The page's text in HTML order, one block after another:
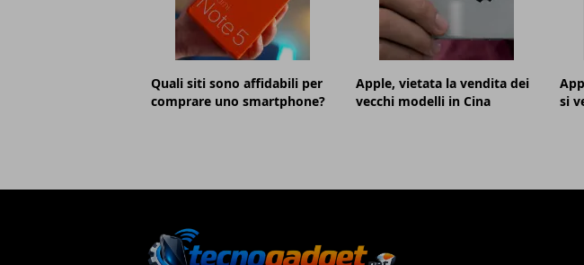
Quali siti sono affidabili per
comprare uno smartphone?
Apple, vietata la vendita dei
vecchi modelli in Cina
si